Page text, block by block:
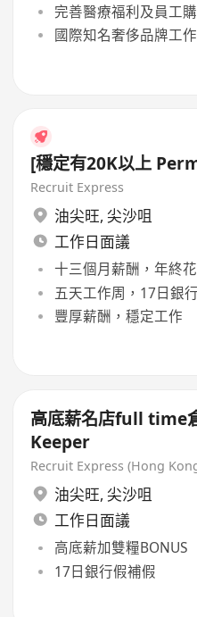
完善醫療福利及員工
國際知名奢侈品牌工
[穩定有20K以上
Recruit Express
油尖旺, 尖沙咀
工作日面議
十三個月薪酬，年終
五天工作周，17日銀
豐厚薪酬，穩定工作
高底薪名店full time
Keeper
Recruit Express (Hong
油尖旺, 尖沙咀
工作日面議
高底薪加雙糧BONUS
17日銀行假補假